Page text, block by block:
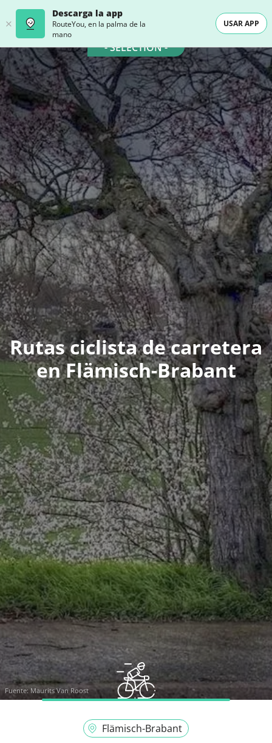
Descarga la app
RouteYou, en la palma de la
mano
USAR APP
- SELECTION -
Rutas ciclista de carretera
en Flämisch-Brabant
Fuente:Maurits Van Roost
Flämisch-Brabant